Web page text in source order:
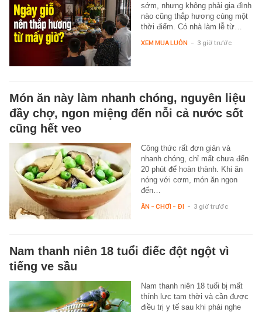
sớm, nhưng không phải gia đình
nào cũng thắp hương cùng một
thời điểm. Có nhà làm lễ từ…
XEM MUA LUÔN - 3 giờ trước
Món ăn này làm nhanh chóng, nguyên liệu
đầy chợ, ngon miệng đến nỗi cả nước sốt
cũng hết veo
Công thức rất đơn giản và
nhanh chóng, chỉ mất chưa đến
20 phút để hoàn thành. Khi ăn
nóng với cơm, món ăn ngon
đến…
ĂN - CHƠI - ĐI - 3 giờ trước
Nam thanh niên 18 tuổi điếc đột ngột vì
tiếng ve sầu
Nam thanh niên 18 tuổi bị mất
thính lực tạm thời và cần được
điều trị y tế sau khi phải nghe